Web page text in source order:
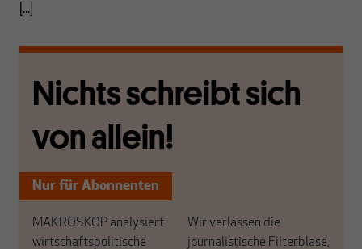
[...]
Nichts schreibt sich
von allein!
Nur für Abonnenten
MAKROSKOP analysiert
wirtschaftspolitische
Wir verlassen die
journalistische Filterblase,